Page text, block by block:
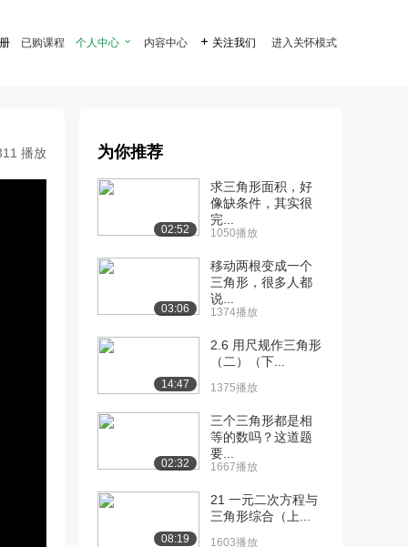
已购课程 个人中心  内容中心  关注我们 进入关怀模式
播放 为你推荐
02:52
求三角形面积，好
像缺条件，其实很
完...
1050播放
03:06
移动两根变成一个
三角形，很多人都
说...
1374播放
14:47
2.6 用尺规作三角形
（二）（下...
1375播放
02:32
三个三角形都是相
等的数吗？这道题
要...
1667播放
08:19
21 一元二次方程与
三角形综合（上...
1603播放